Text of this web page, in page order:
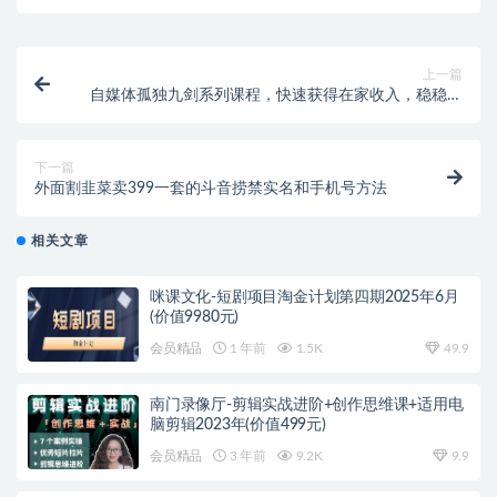
上一篇
自媒体孤独九剑系列课程，快速获得在家收入，稳稳有
下一篇
外面割韭菜卖399一套的斗音捞禁实名和手机号方法
相关文章
咪课文化-短剧项目淘金计划第四期2025年6月
(价值9980元)
会员精品 1 年前 1.5K 49.9
南门录像厅-剪辑实战进阶+创作思维课+适用电
脑剪辑2023年(价值499元)
会员精品 3 年前 9.2K 9.9